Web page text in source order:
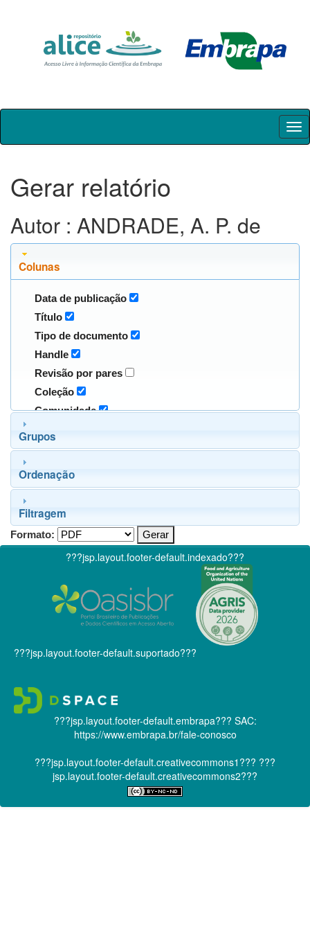
Skip
Gerar relatório
Autor : ANDRADE, A. P. de
Colunas
Data de publicação
Título
Tipo de documento
Handle
Revisão por pares
Coleção
Comunidade
Grupos
Ordenação
Filtragem
Formato:
???jsp.layout.footer-default.indexado???
???jsp.layout.footer-default.suportado???
???jsp.layout.footer-default.embrapa??? SAC:
https://www.embrapa.br/fale-conosco
???jsp.layout.footer-default.creativecommons1??? ???
jsp.layout.footer-default.creativecommons2???